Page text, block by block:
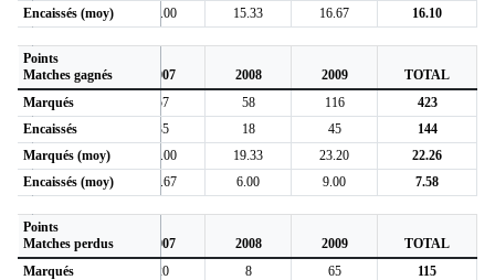
Encaissés (moy)
13.87 20.00 15.33 16.67 16.10
Points
Matches gagnés
2006 2007 2008 2009
TOTAL
Marqués192 57 58 116
423
Encaissés
46 35 18 45
144
Marqués (moy)
24.00 19.00 19.33 23.20
22.26
Encaissés (moy)
5.75 11.67 6.00 9.00 7.58
Points
Matches perdus
2006 2007 2008 2009
TOTAL
Marqués22 20 8 65
115